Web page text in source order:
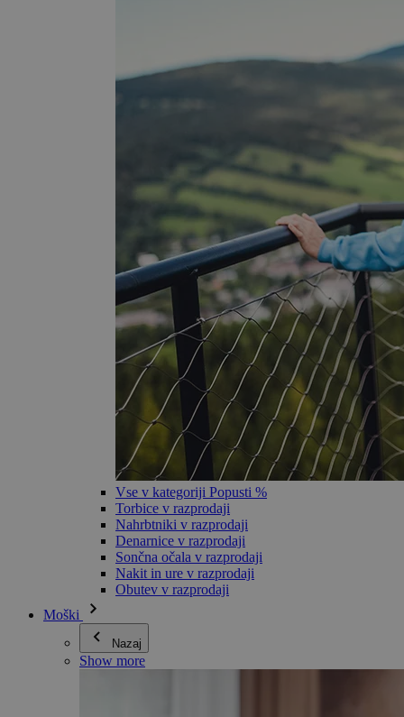
Vse v kategoriji Popusti %
Torbice v razprodaji
Nahrbtniki v razprodaji
Denarnice v razprodaji
Sončna očala v razprodaji
Nakit in ure v razprodaji
Obutev v razprodaji
Moški
Nazaj
Show more